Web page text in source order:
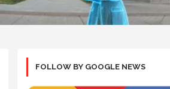
FOLLOW BY GOOGLE NEWS